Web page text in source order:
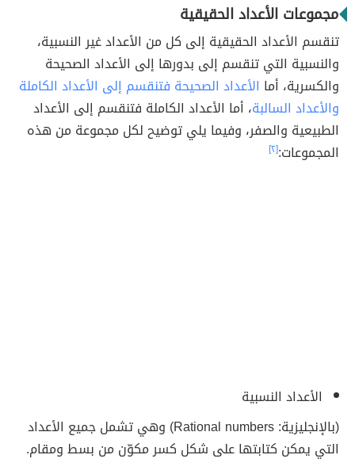
مجموعات الأعداد الحقيقية
تنقسم الأعداد الحقيقية إلى كل من الأعداد غير النسبية،
والنسبية التي تنقسم إلى بدورها إلى الأعداد الصحيحة
والكسرية، أما الأعداد الصحيحة فتنقسم إلى الأعداد الكاملة
والأعداد السالبة، أما الأعداد الكاملة فتنقسم إلى الأعداد
الطبيعية والصفر، وفيما يلي توضيح لكل مجموعة من هذه
المجموعات:[٢]
الأعداد النسبية
(بالإنجليزية: Rational numbers) وهي تشمل جميع الأعداد
التي يمكن كتابتها على شكل كسر مكوّن من بسط ومقام.